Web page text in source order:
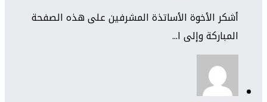
أشكر الأخوة الأساتذة المشرفين على هذه الصفحة
المباركة وإلى ا...